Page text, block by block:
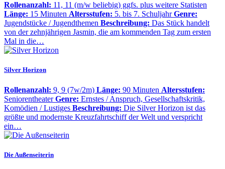
Rollenanzahl: 11, 11 (m/w beliebig) ggfs. plus weitere Statisten
Länge: 15 Minuten Altersstufen: 5. bis 7. Schuljahr Genre:
Jugendstücke / Jugendthemen Beschreibung: Das Stück handelt
von der zehnjährigen Jasmin, die am kommenden Tag zum ersten
Mal in die…
Silver Horizon
Rollenanzahl: 9, 9 (7w/2m) Länge: 90 Minuten Altersstufen:
Seniorentheater Genre: Ernstes / Anspruch, Gesellschaftskritik,
Komödien / Lustiges Beschreibung: Die Silver Horizon ist das
größte und modernste Kreuzfahrtschiff der Welt und verspricht
ein…
Die Außenseiterin